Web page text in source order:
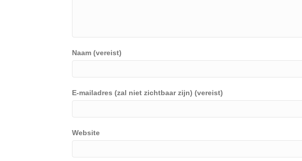
Naam (vereist)
E-mailadres (zal niet zichtbaar zijn) (vereist)
Website